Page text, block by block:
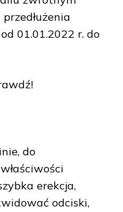
01.01.2022 r. do
do
erekcja,
odciski,